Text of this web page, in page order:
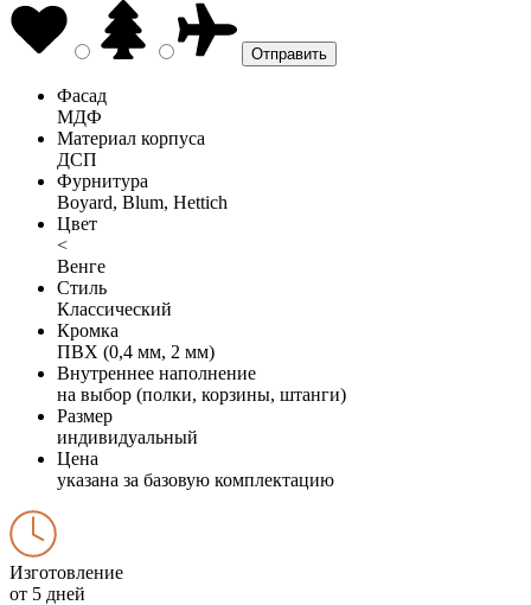
Фасад
МДФ
Материал корпуса
ДСП
Фурнитура
Boyard, Blum, Hettich
Цвет
<
Венге
Стиль
Классический
Кромка
ПВХ (0,4 мм, 2 мм)
Внутреннее наполнение
на выбор (полки, корзины, штанги)
Размер
индивидуальный
Цена
указана за базовую комплектацию
Изготовление
от 5 дней